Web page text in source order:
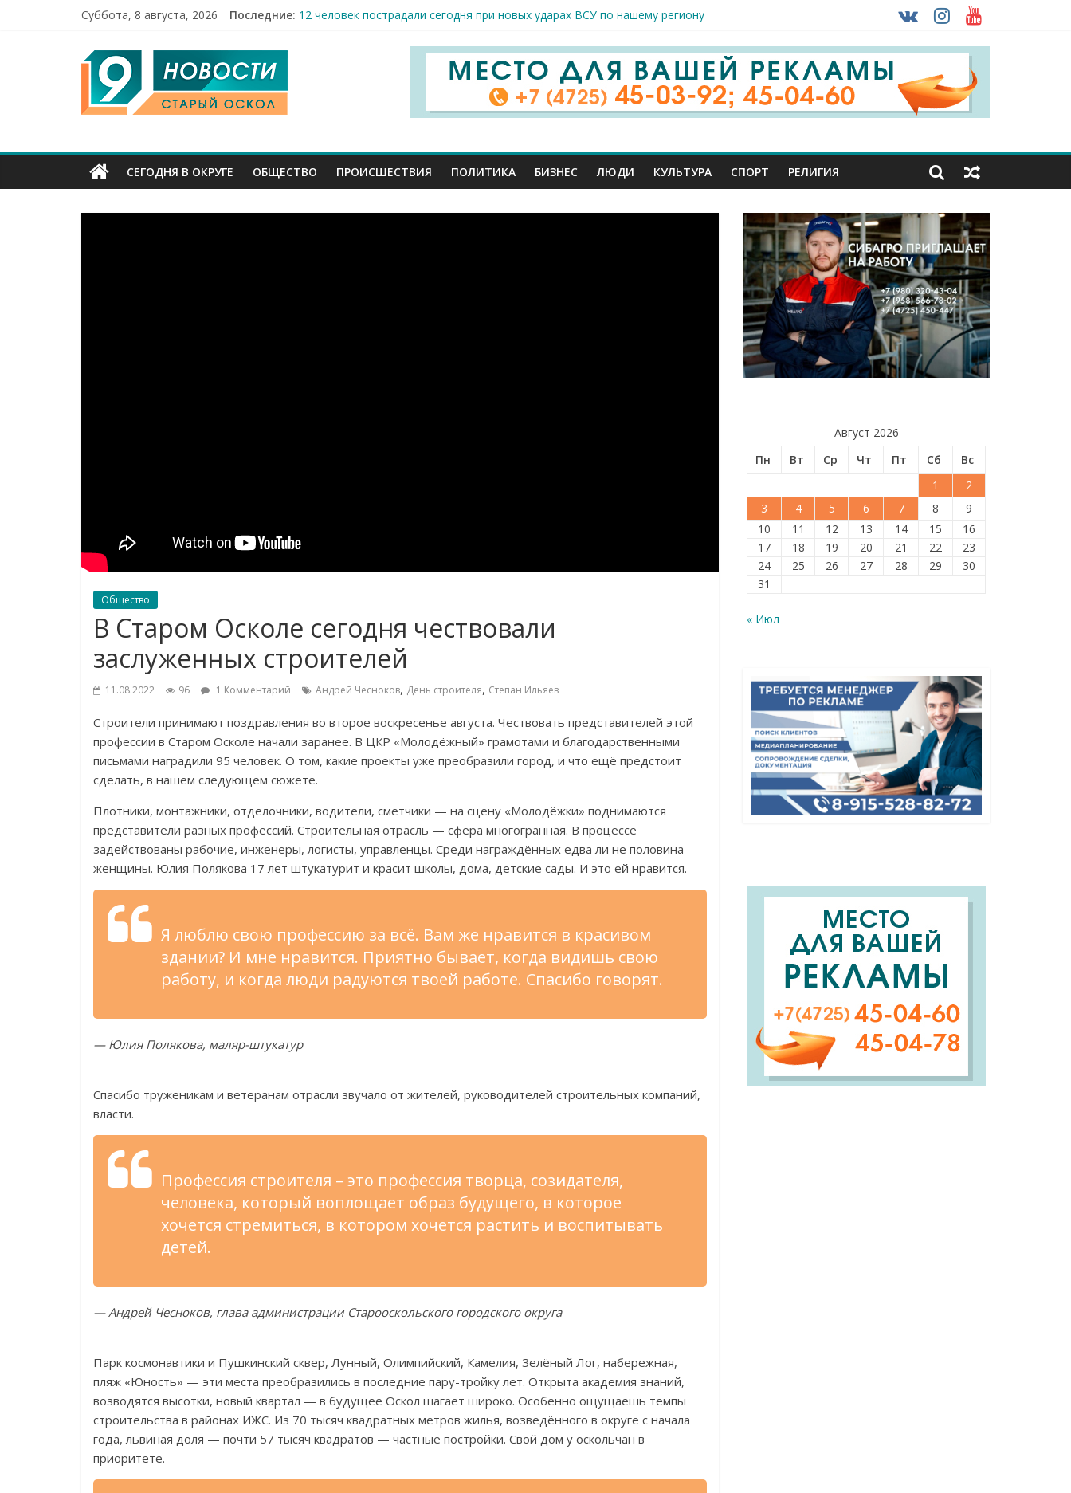
Суббота, 8 августа, 2026 Последние: 12 человек пострадали сегодня при новых ударах ВСУ по нашему региону
Строители принимают поздравления с профессиональным праздником
Праздник спорта и достижений: в Старом Осколе отметили День физкультурника
Бесплатная арт-мастерская открылась в Старом Осколе
9
Канал
Старый
Оскол
СЕГОДНЯ В ОКРУГЕ ОБЩЕСТВО ПРОИСШЕСТВИЯ ПОЛИТИКА БИЗНЕС ЛЮДИ КУЛЬТУРА СПОРТ РЕЛИГИЯ
Общество
В Старом Осколе сегодня чествовали
заслуженных строителей
11.08.2022 96 1 Комментарий Андрей Чесноков, День строителя, Степан Ильяев
Строители принимают поздравления во второе воскресенье августа. Чествовать представителей этой
профессии в Старом Осколе начали заранее. В ЦКР «Молодёжный» грамотами и благодарственными
письмами наградили 95 человек. О том, какие проекты уже преобразили город, и что ещё предстоит
сделать, в нашем следующем сюжете.
Плотники, монтажники, отделочники, водители, сметчики — на сцену «Молодёжки» поднимаются
представители разных профессий. Строительная отрасль — сфера многогранная. В процессе
задействованы рабочие, инженеры, логисты, управленцы. Среди награждённых едва ли не половина —
женщины. Юлия Полякова 17 лет штукатурит и красит школы, дома, детские сады. И это ей нравится.
Я люблю свою профессию за всё. Вам же нравится в красивом
здании? И мне нравится. Приятно бывает, когда видишь свою
работу, и когда люди радуются твоей работе. Спасибо говорят.
— Юлия Полякова, маляр-штукатур
Спасибо труженикам и ветеранам отрасли звучало от жителей, руководителей строительных компаний,
власти.
Профессия строителя – это профессия творца, созидателя,
человека, который воплощает образ будущего, в которое
хочется стремиться, в котором хочется растить и воспитывать
детей.
— Андрей Чесноков, глава администрации Старооскольского городского округа
Парк космонавтики и Пушкинский сквер, Лунный, Олимпийский, Камелия, Зелёный Лог, набережная,
пляж «Юность» — эти места преобразились в последние пару-тройку лет. Открыта академия знаний,
возводятся высотки, новый квартал — в будущее Оскол шагает широко. Особенно ощущаешь темпы
строительства в районах ИЖС. Из 70 тысяч квадратных метров жилья, возведённого в округе с начала
года, львиная доля — почти 57 тысяч квадратов — частные постройки. Свой дом у оскольчан в
приоритете.
Август 2026
Пн
Вт Ср Чт Пт Сб
Вс
1
2
3
4 5 6 7 8
9
10
11 12 13 14 15
16
17
18 19 20 21 22
23
24
25 26 27 28 29
30
31
« Июл